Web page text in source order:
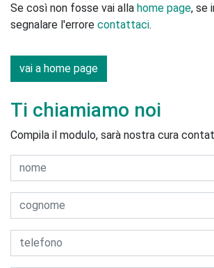
Se così non fosse vai alla home page, se
segnalare l'errore contattaci.
vai a home page
Ti chiamiamo noi
Compila il modulo, sarà nostra cura